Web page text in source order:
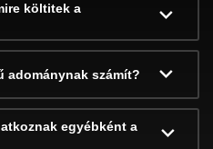
költitek a
adománynak számít?
egyébként a